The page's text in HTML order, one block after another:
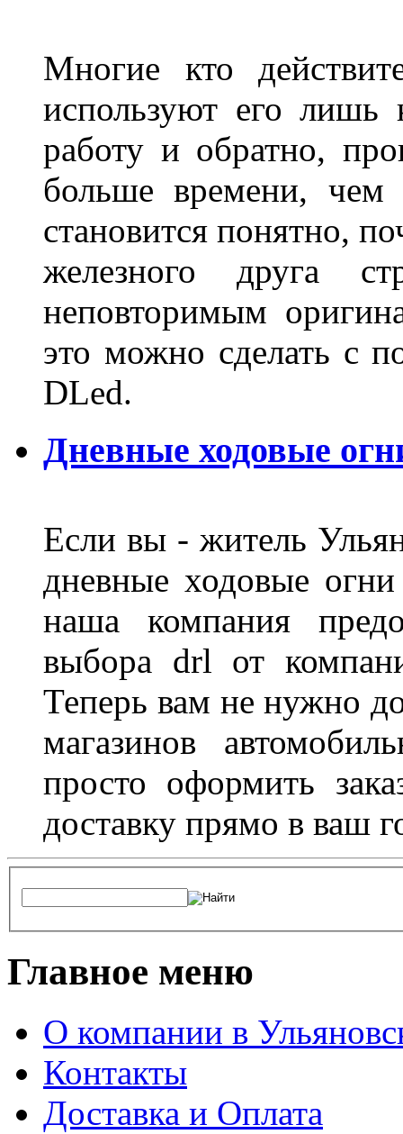
Многие кто
используют его лишь
работу и обратно,
больше времени, чем
становится понятно,
железного друга
неповторимым
это можно сделать с
DLed.
Дневные ходовые
Если вы - житель
дневные ходовые
наша компания
выбора drl от
Теперь вам не нужно
магазинов
просто оформить
доставку прямо в ваш
Главное меню
О компании в
Контакты
Доставка и Оплата